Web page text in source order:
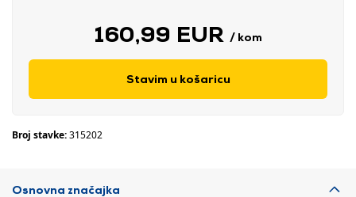
160,99 EUR / kom
Stavim u košaricu
Broj stavke:315202
Osnovna značajka